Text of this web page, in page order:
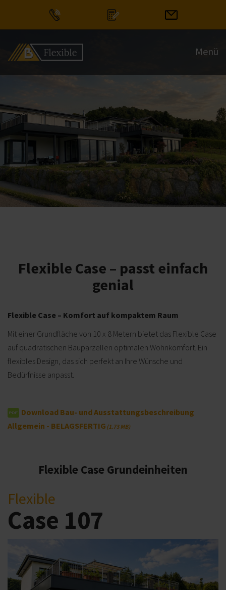
Angebot einholen
Menü
Flexible Case – passt einfach
genial
Flexible Case – Komfort auf kompaktem Raum
Mit einer Grundfläche von 10 x 8 Metern bietet das Flexible Case
auf quadratischen Bauparzellen optimalen Wohnkomfort. Ein
flexibles Design, das sich perfekt an Ihre Wünsche und
Bedürfnisse anpasst.
Download Bau- und Ausstattungsbeschreibung
Allgemein - BELAGSFERTIG 1.73 MB
Flexible Case Grundeinheiten
Flexible
Case 107